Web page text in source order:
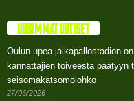
UUSIMMAT UUTISET
Oulun upea jalkapallostadion
kannattajien toiveesta päätyyn
seisomakatsomolohko
27/06/2026